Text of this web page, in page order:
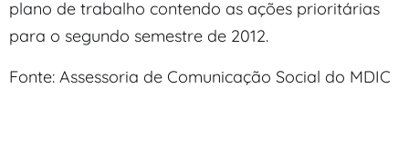
plano de trabalho contendo as ações prioritárias
para o segundo semestre de 2012.
Fonte: Assessoria de Comunicação Social do MDIC